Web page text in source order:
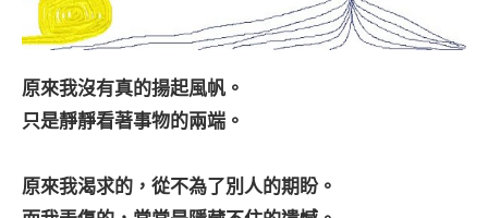
原來我沒有真的揚起風帆。
只是靜靜看著事物的兩端。
原來我渴求的，從不為了別人的期盼。